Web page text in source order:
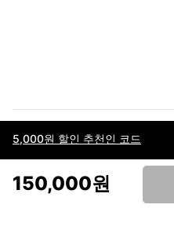
5,000원 할인 추천인 코드
150,000원
이용약관고객센터판매개인정